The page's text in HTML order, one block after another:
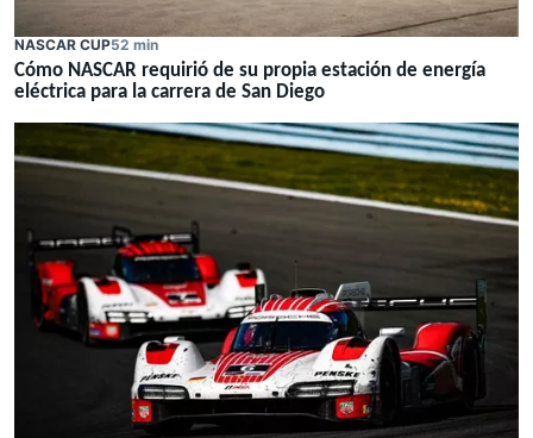
NASCAR CUP52 min
Cómo NASCAR requirió de su propia estación de energía
eléctrica para la carrera de San Diego